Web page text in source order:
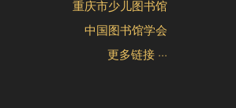
重庆市少儿图书馆
中国图书馆学会
更多链接 ···